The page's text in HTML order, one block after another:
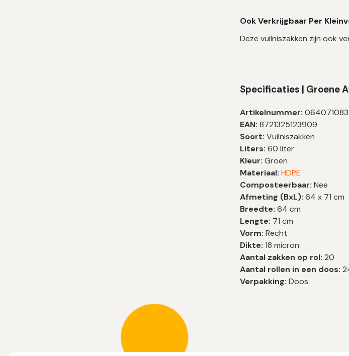
Ook Verkrijgbaar Per
Deze vuilniszakken zijn ook
Specificaties | Groene
Artikelnummer:
EAN: 8721325123909
Soort: Vuilniszakken
Liters: 60 liter
Kleur: Groen
Materiaal: HDPE
Composteerbaar:Nee
Afmeting (BxL):64 x 71 cm
Breedte: 64 cm
Lengte: 71 cm
Vorm: Recht
Dikte: 18 micron
Aantal zakken op rol: 20
Aantal rollen in een doos:
Verpakking: Doos